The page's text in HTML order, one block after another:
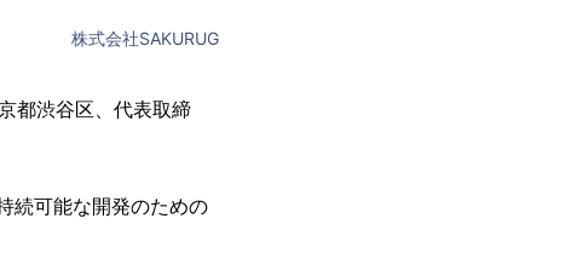
株式会社SAKURUG
都渋谷区、代表取締
続可能な開発のための